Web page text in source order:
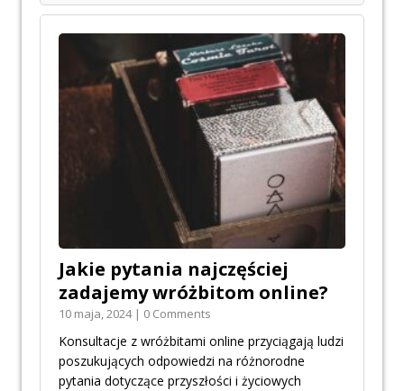
Jakie pytania najczęściej
zadajemy wróżbitom online?
10 maja, 2024 | 0 Comments
Konsultacje z wróżbitami online przyciągają ludzi
poszukujących odpowiedzi na różnorodne
pytania dotyczące przyszłości i życiowych